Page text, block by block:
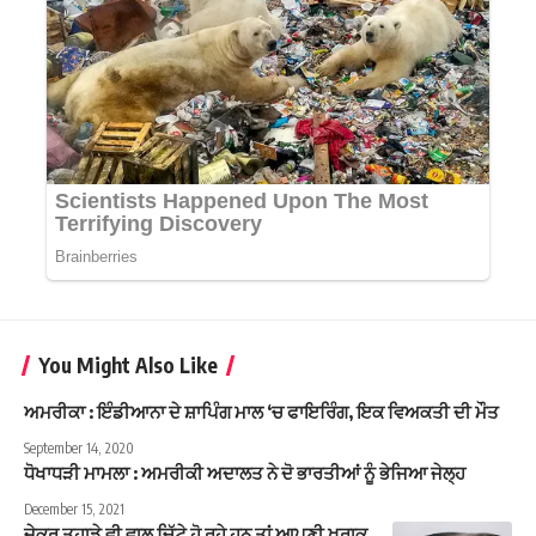
You Might Also Like
ਅਮਰੀਕਾ : ਇੰਡੀਆਨਾ ਦੇ ਸ਼ਾਪਿੰਗ ਮਾਲ ‘ਚ ਫਾਇਰਿੰਗ, ਇਕ ਵਿਅਕਤੀ ਦੀ ਮੌਤ
September 14, 2020
ਧੋਖਾਧੜੀ ਮਾਮਲਾ : ਅਮਰੀਕੀ ਅਦਾਲਤ ਨੇ ਦੋ ਭਾਰਤੀਆਂ ਨੂੰ ਭੇਜਿਆ ਜੇਲ੍ਹ
December 15, 2021